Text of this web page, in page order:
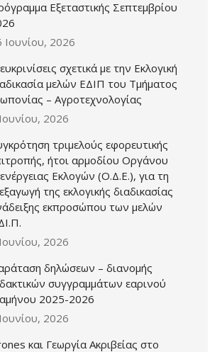
Εξεταστικής Σεπτεμβρίου
Ιουνίου, 2026
σχετικά με την Εκλογική
μελών ΕΔΙΠ του Τμήματος
– Αγροτεχνολογίας
2026
τριμελούς εφορευτικής
ήτοι αρμοδίου Οργάνου
Εκλογών (Ο.Δ.Ε.), για τη
της εκλογικής διαδικασίας
εκπροσώπου των μελών
2026
δηλώσεων – διανομής
συγγραμμάτων εαρινού
2025-2026
2026
και Γεωργία Ακριβείας στο